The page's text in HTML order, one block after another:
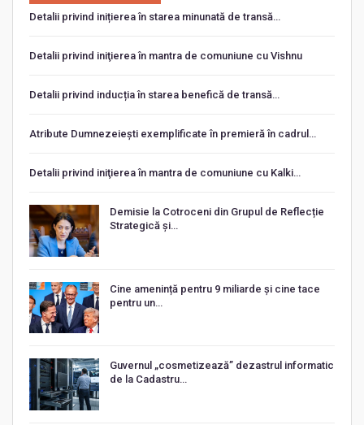
Detalii privind inițierea în starea minunată de transă…
Detalii privind iniţierea în mantra de comuniune cu Vishnu
Detalii privind inducția în starea benefică de transă…
Atribute Dumnezeiești exemplificate în premieră în cadrul…
Detalii privind iniţierea în mantra de comuniune cu Kalki…
Demisie la Cotroceni din Grupul de Reflecție
Strategică și…
Cine amenință pentru 9 miliarde și cine tace
pentru un…
Guvernul „cosmetizează” dezastrul informatic
de la Cadastru…